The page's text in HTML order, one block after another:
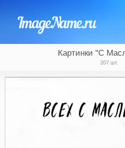
Картинки "С
207 шт.